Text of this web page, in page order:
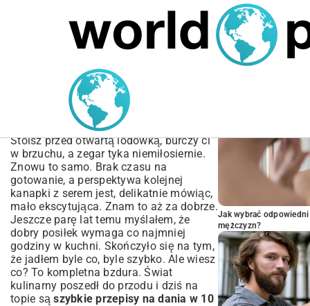
MARIUSZ ŁAMAGA 04.10.2025
Szybkie przepisy na dania
w 10 minut | Gotuj
smacznie i błyskawicznie
Stoisz przed otwartą lodówką, burczy ci
w brzuchu, a zegar tyka niemiłosiernie.
Znowu to samo. Brak czasu na
gotowanie, a perspektywa kolejnej
kanapki z serem jest, delikatnie mówiąc,
mało ekscytująca. Znam to aż za dobrze.
Jeszcze parę lat temu myślałem, że
dobry posiłek wymaga co najmniej
godziny w kuchni. Skończyło się na tym,
że jadłem byle co, byle szybko. Ale wiesz
co? To kompletna bzdura. Świat
kulinarny poszedł do przodu i dziś na
topie sąszybkie przepisy na dania w 10
Jak wybrać
mężczyzn?